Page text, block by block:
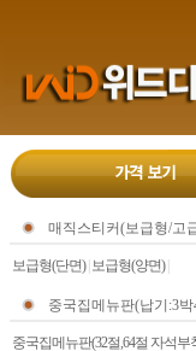
매직스티커(보급형/고
보급형(단면)| 보급형(양면)|
중국집메뉴판(납기:3
중국집메뉴판(32절,64절 자석부